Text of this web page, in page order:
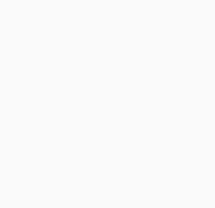
za 118000, je
na takejto schéme
stratiť celé
vloží. To sú tie
ďalšia bola napríklad give
tvári, že vám pošle nejakú
v tomto prípade
potrebujete urobiť je,
lojalitu alebo účet,